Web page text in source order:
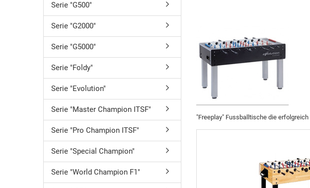
"Freeplay" Fussballtische die
Serie "G500"
Serie "G2000"
Serie "G5000"
Serie "Foldy"
Serie "Evolution"
Serie "Master Champion ITSF"
Serie "Pro Champion ITSF"
Serie "Special Champion"
Serie "World Champion F1"